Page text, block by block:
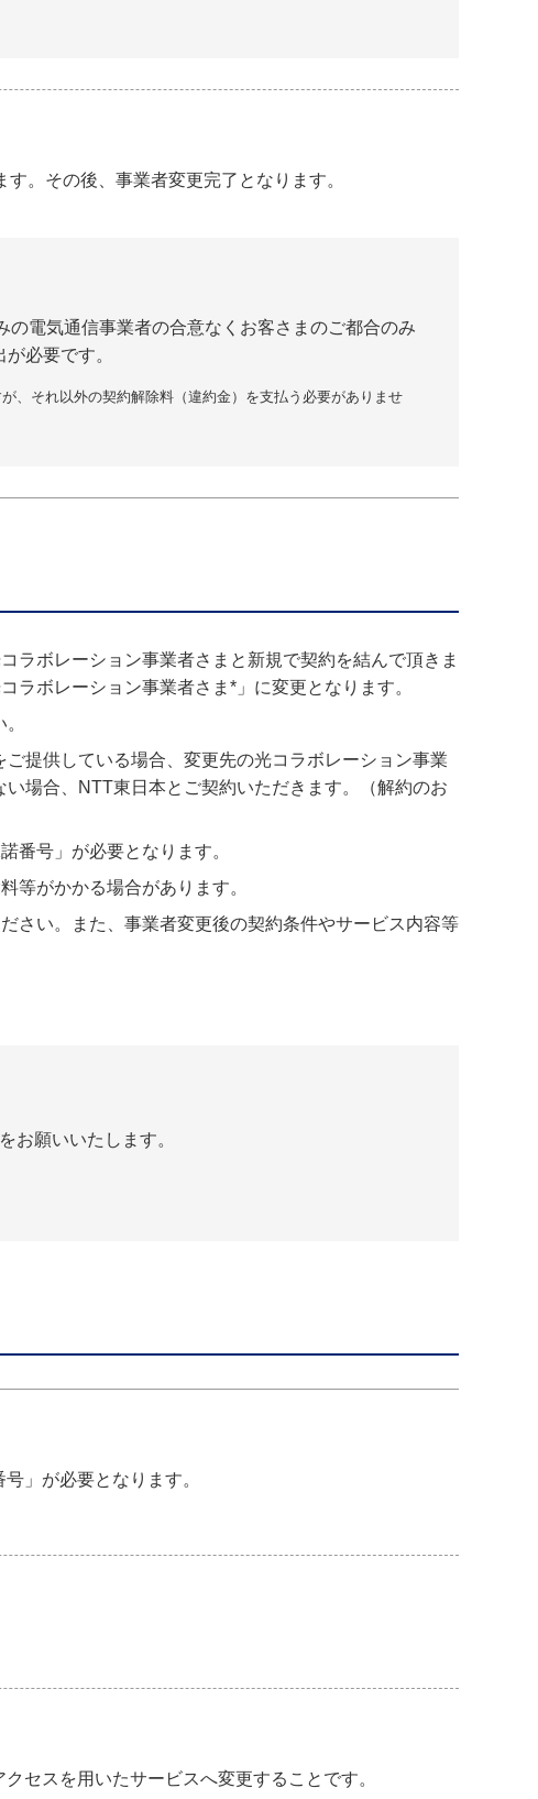
。その後、事業者変更完了となります。
電気通信事業者の合意なくお客さまのご都合のみ
必要です。
、それ以外の契約解除料（違約金）を支払う必要がありませ
ラボレーション事業者さまと新規で契約を結んで頂きま
ボレーション事業者さま*」に変更となります。
提供している場合、変更先の光コラボレーション事業
場合、NTT東日本とご契約いただきます。（解約のお
番号」が必要となります。
等がかかる場合があります。
さい。また、事業者変更後の契約条件やサービス内容等
お願いいたします。
」が必要となります。
セスを用いたサービスへ変更することです。